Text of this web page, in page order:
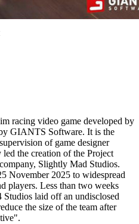
racing video game developed by
GIANTS Software. It is the
of game designer
the creation of the Project
Slightly Mad Studios.
November 2025 to widespread
players. Less than two weeks
Studios laid off an undisclosed
the size of the team after